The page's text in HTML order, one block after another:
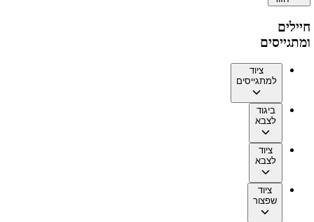
חיילים
ומתגייסים
ציוד
למתגייסים
ביגוד
לצבא
ציוד
לצבא
ציוד
שפצור